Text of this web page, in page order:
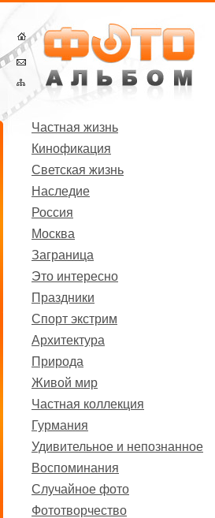
Частная жизнь
Кинофикация
Светская жизнь
Наследие
Россия
Москва
Заграница
Это интересно
Праздники
Спорт экстрим
Архитектура
Природа
Живой мир
Частная коллекция
Гурмания
Удивительное и непознанное
Воспоминания
Случайное фото
Фототворчество